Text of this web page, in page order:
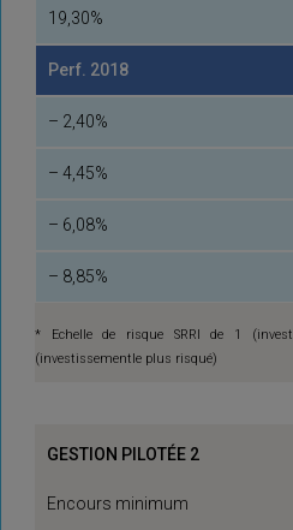
19,30%
Perf. 2018
– 2,40%
– 4,45%
– 6,08%
– 8,85%
* Echelle de risque SRRI de 1
(investissementle plus risqué)
GESTION PILOTÉE 2
Encours minimum